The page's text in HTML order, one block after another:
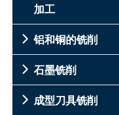
加工
铝和铜的铣削
石墨铣削
成型刀具铣削